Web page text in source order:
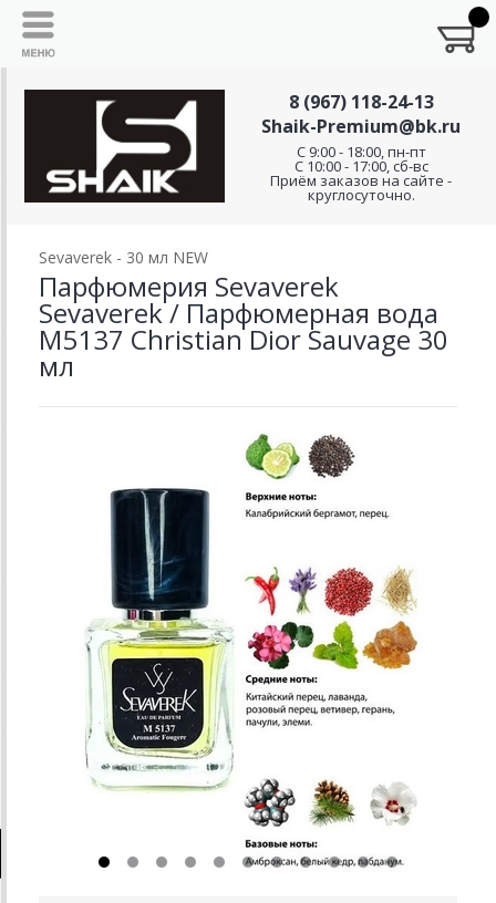
8 (967) 118-24-13
Shaik-Premium@bk.ru
C 9:00 - 18:00, пн-пт
С 10:00 - 17:00, сб-вс
Приём заказов на сайте -
круглосуточно.
Sevaverek - 30 мл NEW
Парфюмерия Sevaverek
Sevaverek / Парфюмерная вода
M5137 Christian Dior Sauvage 30
мл